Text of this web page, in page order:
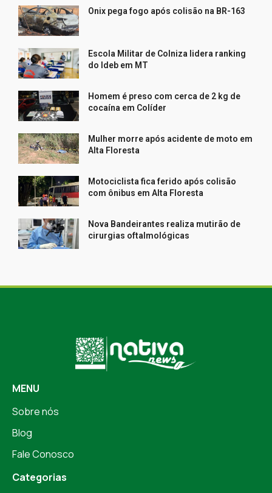
Onix pega fogo após colisão na BR-163
Escola Militar de Colniza lidera ranking
do Ideb em MT
Homem é preso com cerca de 2 kg de
cocaína em Colíder
Mulher morre após acidente de moto em
Alta Floresta
Motociclista fica ferido após colisão
com ônibus em Alta Floresta
Nova Bandeirantes realiza mutirão de
cirurgias oftalmológicas
MENU
Sobre nós
Blog
Fale Conosco
Categorias